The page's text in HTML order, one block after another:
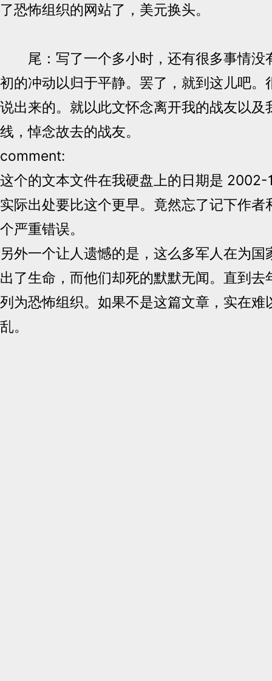
了恐怖组织的网站了，美元换头。
尾：写了一个多小时，还有很多事情没
初的冲动以归于平静。罢了，就到这儿吧。
说出来的。就以此文怀念离开我的战友以及
线，悼念故去的战友。
comment:
这个的文本文件在我硬盘上的日期是
实际出处要比这个更早。竟然忘了记下作者
个严重错误。
另外一个让人遗憾的是，这么多军人在为国
出了生命，而他们却死的默默无闻。直到去
列为恐怖组织。如果不是这篇文章，实在难
乱。